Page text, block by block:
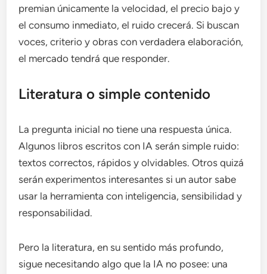
premian únicamente la velocidad, el precio bajo y
el consumo inmediato, el ruido crecerá. Si buscan
voces, criterio y obras con verdadera elaboración,
el mercado tendrá que responder.
Literatura o simple contenido
La pregunta inicial no tiene una respuesta única.
Algunos libros escritos con IA serán simple ruido:
textos correctos, rápidos y olvidables. Otros quizá
serán experimentos interesantes si un autor sabe
usar la herramienta con inteligencia, sensibilidad y
responsabilidad.
Pero la literatura, en su sentido más profundo,
sigue necesitando algo que la IA no posee: una